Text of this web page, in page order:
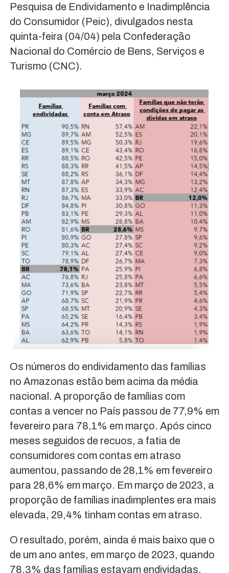
Pesquisa de Endividamento e Inadimplência
do Consumidor (Peic), divulgados nesta
quinta-feira (04/04) pela Confederação
Nacional do Comércio de Bens, Serviços e
Turismo (CNC).
Os números do endividamento das famílias
no Amazonas estão bem acima da média
nacional. A proporção de famílias com
contas a vencer no País passou de 77,9% em
fevereiro para 78,1% em março. Após cinco
meses seguidos de recuos, a fatia de
consumidores com contas em atraso
aumentou, passando de 28,1% em fevereiro
para 28,6% em março. Em março de 2023, a
proporção de famílias inadimplentes era mais
elevada, 29,4% tinham contas em atraso.
O resultado, porém, ainda é mais baixo que o
de um ano antes, em março de 2023, quando
78,3% das famílias estavam endividadas.